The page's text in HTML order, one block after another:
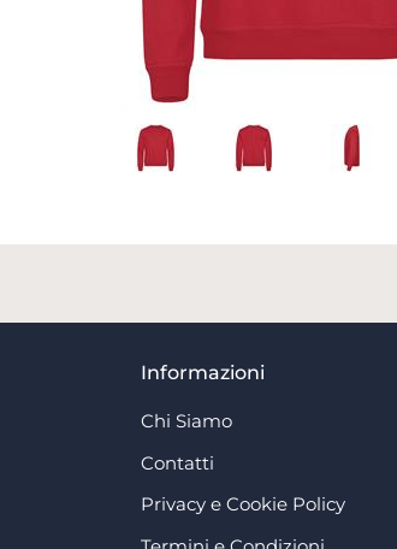
Informazioni
Chi Siamo
Contatti
Privacy e Cookie Policy